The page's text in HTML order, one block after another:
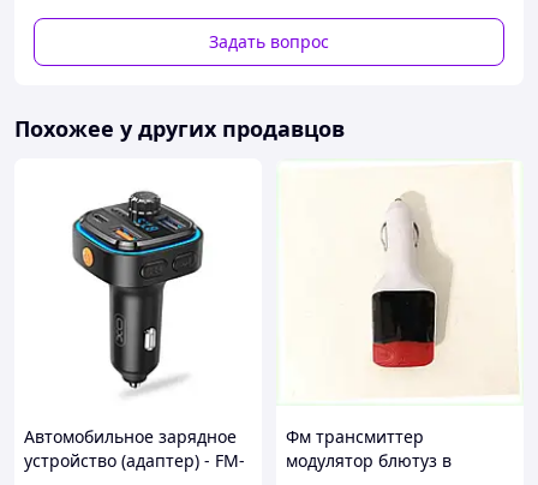
Задать вопрос
Похожее у других продавцов
Автомобильное зарядное
устройство (адаптер) - FM-
Фм трансмиттер
модулятор блютуз в